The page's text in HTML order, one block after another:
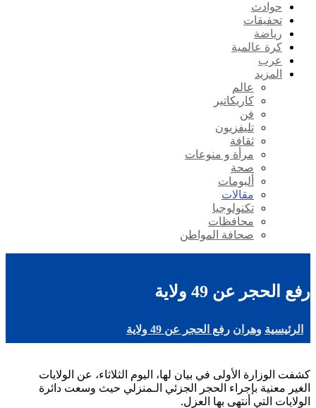
حوادث
تحقيقات
رياضة
كرة عالمية
عرب
المزيد
عالم
كاريكاتير
فن
تليفزيون
ثقافة
مرأة و منوعات
صحة
ألبومات
مقالات
تكنولوجيا
محافظات
صحافة المواطن
رفع الحجر عن 49 ولاية
الرئيسية وهران رفع الحجر عن 49 ولاية
كشفت الوزارة الأولى في بيان لها، اليوم الثلاثاء، عن الولايات
الغير معنية بإجراء الحجر الجزئي الـمنزلي حيث وسعت دائرة
الولايات التي أنتهى بها العزل.